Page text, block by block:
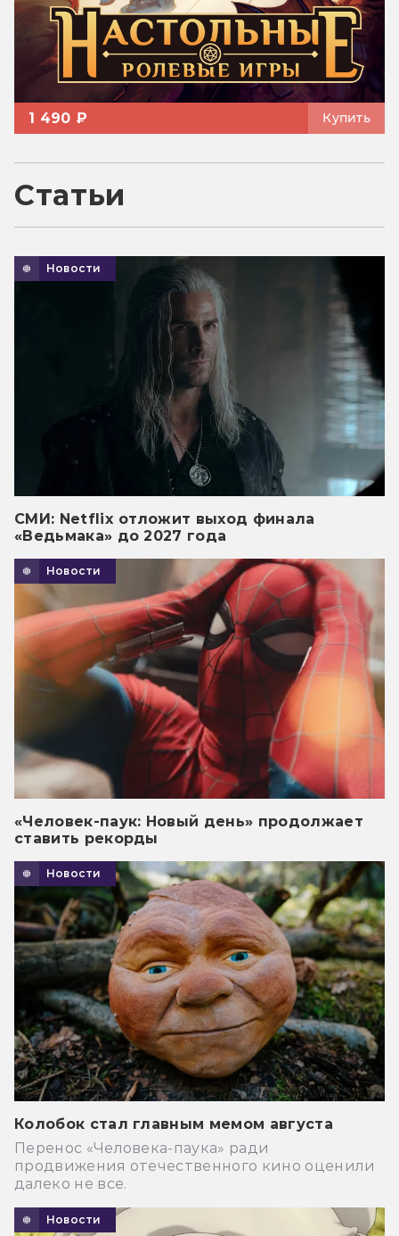
1 490 ₽ Купить
Статьи
Новости
СМИ: Netflix отложит выход финала
«Ведьмака» до 2027 года
Новости
«Человек-паук: Новый день» продолжает
ставить рекорды
Новости
Колобок стал главным мемом августа
Перенос «Человека-паука» ради
продвижения отечественного кино оценили
далеко не все.
Новости